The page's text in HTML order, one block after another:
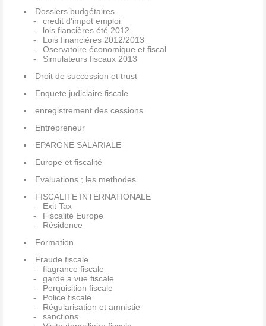
Dossiers budgétaires
credit d'impot emploi
lois fiancières été 2012
Lois financières 2012/2013
Oservatoire économique et fiscal
Simulateurs fiscaux 2013
Droit de succession et trust
Enquete judiciaire fiscale
enregistrement des cessions
Entrepreneur
EPARGNE SALARIALE
Europe et fiscalité
Evaluations ; les methodes
FISCALITE INTERNATIONALE
Exit Tax
Fiscalité Europe
Résidence
Formation
Fraude fiscale
flagrance fiscale
garde a vue fiscale
Perquisition fiscale
Police fiscale
Régularisation et amnistie
sanctions